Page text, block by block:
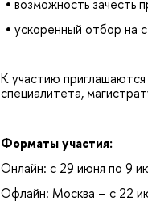
• возможность зачесть
• ускоренный отбор на
К участию
специалитета,
Форматы участия:
Онлайн: с 29 июня по 9
Офлайн: Москва – с 22